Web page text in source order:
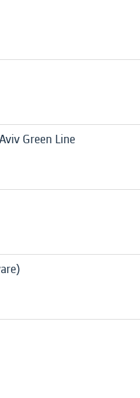
Green Line